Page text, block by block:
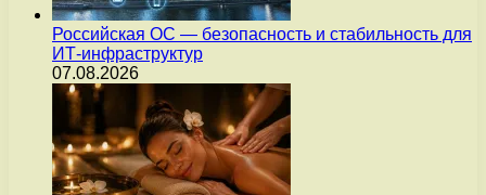
Российская ОС — безопасность и стабильность для
ИТ-инфраструктур
07.08.2026